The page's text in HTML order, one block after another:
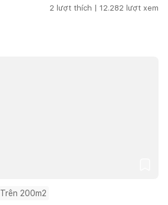
2 lượt thích | 12.282 lượt xem
Trên 200m2